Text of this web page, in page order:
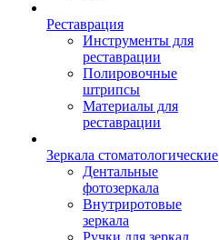
Реставрация
Инструменты для
реставрации
Полировочные
штрипсы
Материалы для
реставрации
Зеркала стоматологические
Дентальные
фотозеркала
Внутриротовые
зеркала
Ручки для зеркал